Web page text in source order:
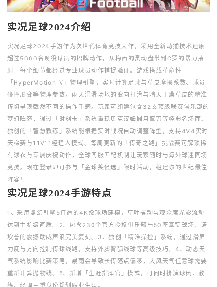
实况足球2024介绍
实况足球2024手游作为次世代体育竞技大作，采用全新动捕技术还原
超过5000名现役球员的招牌动作，从梅西的灵动盘带到C罗的暴力抽
射，每个细节都经过专业球员动作捕捉验证。游戏搭载革命性
「HyperMotion V」物理引擎，实时计算足球与草皮摩擦系数、球员
碰撞形变等物理参数，雨天湿滑场地的变向打滑与晴天干燥草皮的精准
传切呈现截然不同的操作手感。玩家可组建包含32支顶级联赛俱乐部的
梦幻阵容，通过「时刻卡」系统重现贝克汉姆圆月弯刀等经典名场面。
独创的「智慧教练」系统能根据实时战况自动调整阵型，支持4V4实时
天梯赛与11V11经理人模式。每周更新的「传奇之路」挑战赛可解锁稀
有球衣与专属庆祝动作，全球同服匹配机制让玩家随时与海外球迷同场
竞技。现在登录即可参与「金球奖候选」限时活动，组建你的世纪最佳
阵容！
实况足球2024手游特点
1、采用虚幻引擎5打造的4K级球场建模，草叶摆动与观众席光影流动
达到主机级画质。2、包含230个官方授权俱乐部与50座真实球场，诺
坎普的震撼助威声浪完美复刻。3、独创「精准操控」系统，通过滑屏
力度与方向控制传球线路，支持外脚背弧线球等高级技巧。4、动态天
气系统影响比赛策略，暴雨会导致长传落点偏移，大风天气任意球需要
重新计算抛物线。5、新增「生涯指挥官」模式，可同时扮演球员、教
练、经理三重身份规划职业生涯。